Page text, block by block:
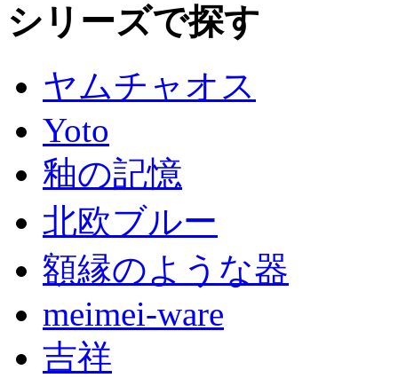
シリーズで探す
ヤムチャオス
Yoto
釉の記憶
北欧ブルー
額縁のような器
meimei-ware
吉祥